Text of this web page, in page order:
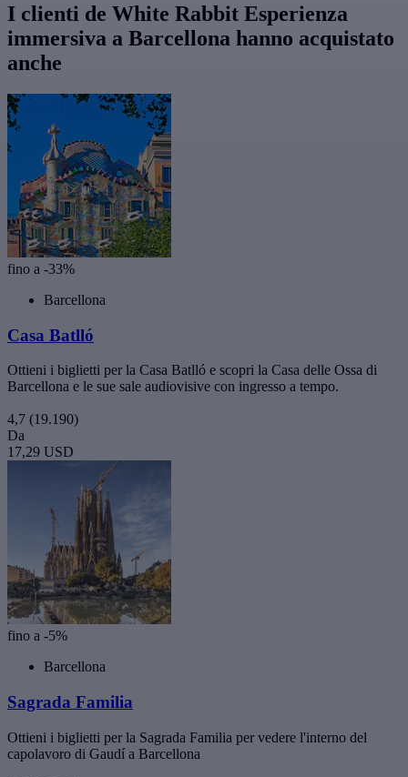
I clienti de White Rabbit Esperienza
immersiva a Barcellona hanno acquistato
anche
fino a -33%
Barcellona
Casa Batlló
Ottieni i biglietti per la Casa Batlló e scopri la Casa delle Ossa di
Barcellona e le sue sale audiovisive con ingresso a tempo.
4,7 (19.190)
Da
17,29 USD
fino a -5%
Barcellona
Sagrada Familia
Ottieni i biglietti per la Sagrada Familia per vedere l'interno del
capolavoro di Gaudí a Barcellona